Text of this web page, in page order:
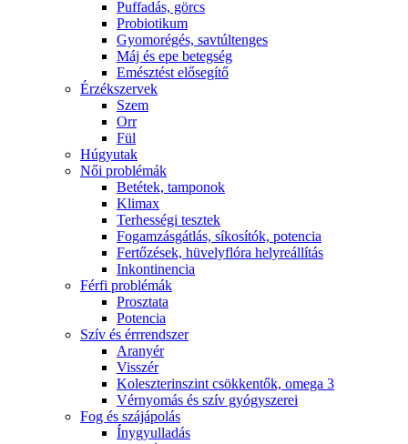
Puffadás, görcs
Probiotikum
Gyomorégés, savtúltenges
Máj és epe betegség
Emésztést elősegítő
Érzékszervek
Szem
Orr
Fül
Húgyutak
Női problémák
Betétek, tamponok
Klimax
Terhességi tesztek
Fogamzásgátlás, síkosítók, potencia
Fertőzések, hüvelyflóra helyreállítás
Inkontinencia
Férfi problémák
Prosztata
Potencia
Szív és érrrendszer
Aranyér
Visszér
Koleszterinszint csökkentők, omega 3
Vérnyomás és szív gyógyszerei
Fog és szájápolás
Í́nygyulladás